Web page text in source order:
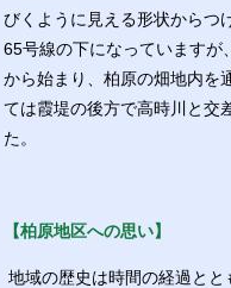
びくように見える形状からつ
65号線の下になっていますが
から始まり、柏原の畑地内を
ては霞堤の後方で高時川と交
た。
【柏原地区への思い】
地域の歴史は時間の経過と